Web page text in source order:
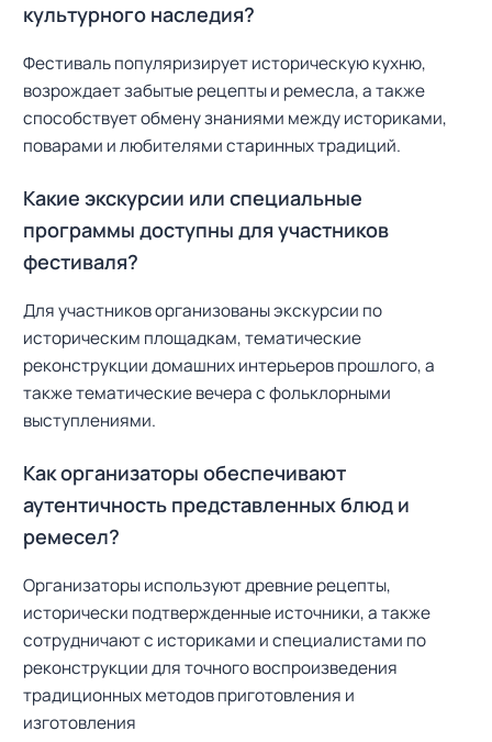
культурного наследия?
Фестиваль популяризирует историческую кухню,
возрождает забытые рецепты и ремесла, а также
способствует обмену знаниями между историками,
поварами и любителями старинных традиций.
Какие экскурсии или специальные
программы доступны для участников
фестиваля?
Для участников организованы экскурсии по
историческим площадкам, тематические
реконструкции домашних интерьеров прошлого, а
также тематические вечера с фольклорными
выступлениями.
Как организаторы обеспечивают
аутентичность представленных блюд и
ремесел?
Организаторы используют древние рецепты,
исторически подтвержденные источники, а также
сотрудничают с историками и специалистами по
реконструкции для точного воспроизведения
традиционных методов приготовления и
изготовления